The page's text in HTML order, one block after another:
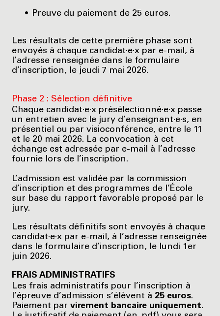
Preuve du paiement de 25 euros.
Les résultats de cette première phase sont
envoyés à chaque candidat·e·x par e-mail, à
l’adresse renseignée dans le formulaire
d’inscription, le jeudi 7 mai 2026.
Phase 2 : Sélection définitive
Chaque candidat·e·x présélectionné·e·x passe
un entretien avec le jury d’enseignant·e·s, en
présentiel ou par visioconférence, entre le 11
et le 20 mai 2026. La convocation à cet
échange est adressée par e-mail à l’adresse
fournie lors de l’inscription.
L’admission est validée par la commission
d’inscription et des programmes de l’École
sur base du rapport favorable proposé par le
jury.
Les résultats définitifs sont envoyés à chaque
candidat·e·x par e-mail, à l’adresse renseignée
dans le formulaire d’inscription, le lundi 1er
juin 2026.
FRAIS ADMINISTRATIFS
Les frais administratifs pour l’inscription à
l’épreuve d’admission s’élèvent à 25 euros.
Paiement par virement bancaire uniquement.